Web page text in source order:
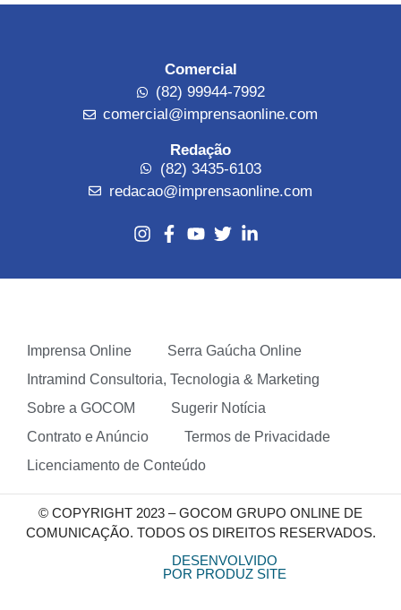
Comercial
(82) 99944-7992
comercial@imprensaonline.com
Redação
(82) 3435-6103
redacao@imprensaonline.com
Imprensa Online
Serra Gaúcha Online
Intramind Consultoria, Tecnologia & Marketing
Sobre a GOCOM
Sugerir Notícia
Contrato e Anúncio
Termos de Privacidade
Licenciamento de Conteúdo
© COPYRIGHT 2023 – GOCOM GRUPO ONLINE DE
COMUNICAÇÃO. TODOS OS DIREITOS RESERVADOS.
DESENVOLVIDO
POR PRODUZ SITE